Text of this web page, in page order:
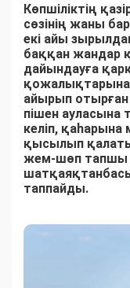
Көпшіліктің
сөзінің жаны
екі айы
баққан жандар
дайындауға
айырып
пішен ауласына
келіп,
қысылып
жем-шөп тапшы
таппайды.